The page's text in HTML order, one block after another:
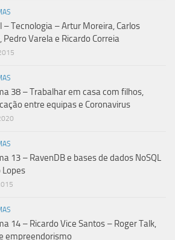
– Tecnologia – Artur Moreira, Carlos
Pedro Varela e Ricardo Correia
38 – Trabalhar em casa com filhos,
entre equipas e Coronavirus
13 – RavenDB e bases de dados NoSQL
Lopes
14 – Ricardo Vice Santos – Roger Talk,
empreendorismo